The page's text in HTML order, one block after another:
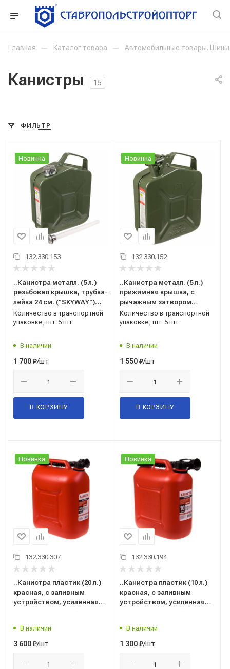
Главная — Каталог товара — Автомобильные товары. Шины
Канистры 15
ФИЛЬТР
Новинка
132.330.153
..Канистра металл. (5 л.)
резьбовая крышка, трубка-
лейка 24 см. ("SKYWAY")
S02601020 (для ГСМ,
бензина, дизтоплива,
Количество в транспортной
упаковке, шт: 5 шт
В наличии
1 700₽/шт
В КОРЗИНУ
Новинка
132.330.152
..Канистра металл. (5 л.)
прижимная крышка, с
рычажным затвором
("SKYWAY") S02601019 (для
ГСМ, бензина, дизтоплива,
Количество в транспортной
упаковке, шт: 5 шт
В наличии
1 550₽/шт
В КОРЗИНУ
Новинка
132.330.307
..Канистра пластик (20 л.)
красная, с заливным
устройством, усиленная
бензина, дизтоплива,
масла и тех.жидкостей)
В наличии
3 600₽/шт
Новинка
132.330.194
..Канистра пластик (10 л.)
красная, с заливным
устройством, усиленная
бензина, дизтоплива,
масла и тех.жидкостей)
В наличии
1 300₽/шт